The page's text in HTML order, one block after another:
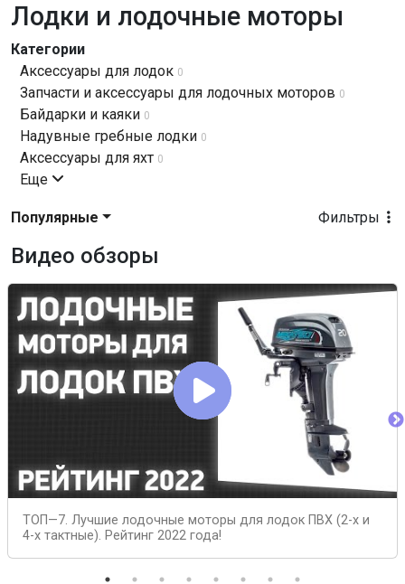
Лодки и лодочные моторы
Категории
Аксессуары для лодок 0
Запчасти и аксессуары для лодочных моторов 0
Байдарки и каяки 0
Надувные гребные лодки 0
Аксессуары для яхт 0
Еще
Фильтры
Популярные
Видео обзоры
ТОП—7. Лучшие лодочные моторы для лодок ПВХ (2-х и
4-х тактные). Рейтинг 2022 года!